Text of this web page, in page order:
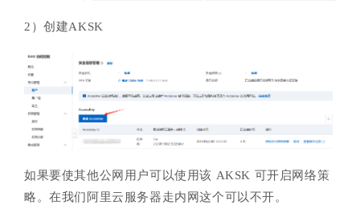
2）创建AKSK
如果要使其他公网用户可以使用该 AKSK 可开启网络策
略。在我们阿里云服务器走内网这个可以不开。